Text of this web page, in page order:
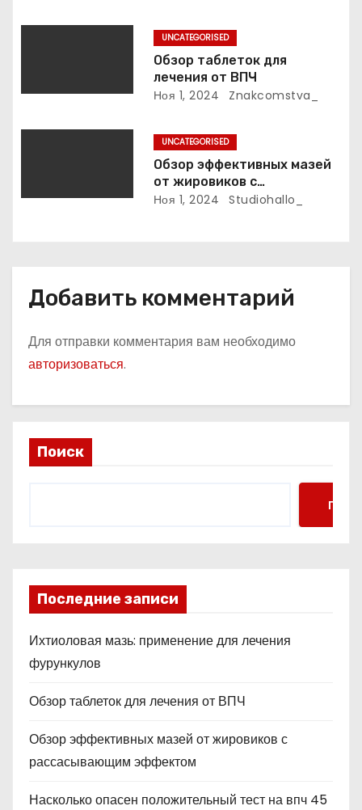
UNCATEGORISED
Обзор таблеток для
лечения от ВПЧ
Ноя 1, 2024 Znakcomstva_
UNCATEGORISED
Обзор эффективных мазей
от жировиков с
рассасывающим эффектом
Ноя 1, 2024 Studiohallo_
Добавить комментарий
Для отправки комментария вам необходимо
авторизоваться.
Поиск
Поиск
Последние записи
Ихтиоловая мазь: применение для лечения
фурункулов
Обзор таблеток для лечения от ВПЧ
Обзор эффективных мазей от жировиков с
рассасывающим эффектом
Насколько опасен положительный тест на впч 45